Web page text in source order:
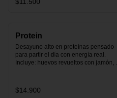
miel), más un café o té a elección y un
Protein
Desayuno alto en proteínas pensado
para partir el día con energía real.
Incluye: huevos revueltos con jamón,
mermelada de arándanos y granola
receta exclusiva The Breakfast, porción
$14.900